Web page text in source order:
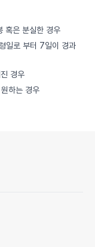
혹은 분실한 경우
일로 부터 7일이 경과
경우
하는 경우